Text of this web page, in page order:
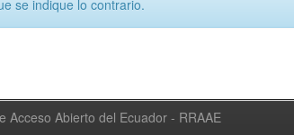
se indique lo contrario.
Acceso Abierto del Ecuador - RRAAE